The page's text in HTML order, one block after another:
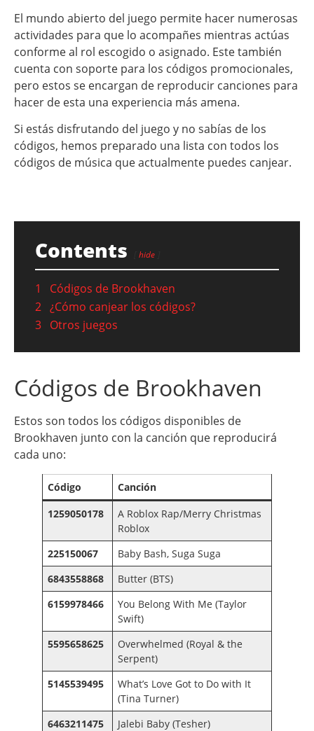
El mundo abierto del juego permite hacer numerosas
actividades para que lo acompañes mientras actúas
conforme al rol escogido o asignado. Este también
cuenta con soporte para los códigos promocionales,
pero estos se encargan de reproducir canciones para
hacer de esta una experiencia más amena.
Si estás disfrutando del juego y no sabías de los
códigos, hemos preparado una lista con todos los
códigos de música que actualmente puedes canjear.
Contents hide
1
Códigos de Brookhaven
2 ¿Cómo canjear los códigos?
3 Otros juegos
Códigos de Brookhaven
Estos son todos los códigos disponibles de
Brookhaven junto con la canción que reproducirá
cada uno:
Código
Canción
1259050178
A Roblox Rap/Merry Christmas
Roblox
225150067
Baby Bash, Suga Suga
6843558868
Butter (BTS)
6159978466
You Belong With Me (Taylor
Swift)
5595658625
Overwhelmed (Royal & the
Serpent)
5145539495
What’s Love Got to Do with It
(Tina Turner)
6463211475
Jalebi Baby (Tesher)